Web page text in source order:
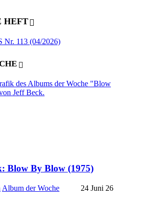
HEFT
Blow By Blow (1975)
Album der Woche 24 Juni 26